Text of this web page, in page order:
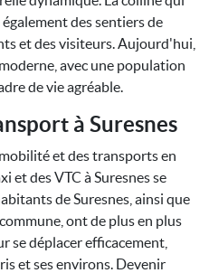
des sentiers de
et des visiteurs. Aujourd'hui,
avec une population
de vie agréable.
à Suresnes
et des transports en
et des VTC à Suresnes se
de Suresnes, ainsi que
ont de plus en plus
se déplacer efficacement,
et ses environs. Devenir